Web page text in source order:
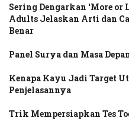
Sering Dengarkan ‘More or
Adults Jelaskan Arti dan
Benar
Panel Surya dan Masa
Kenapa Kayu Jadi Target
Penjelasannya
Trik Mempersiapkan Tes